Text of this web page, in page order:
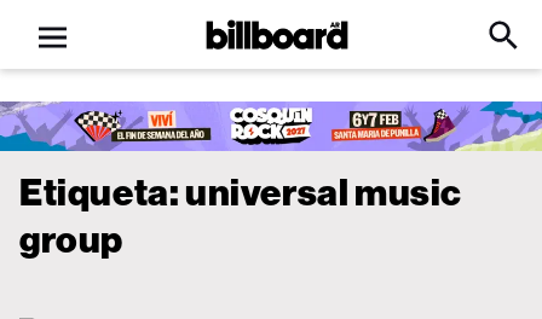
Open
menu
Billboard
Click
Input
Etiqueta:universal music
group